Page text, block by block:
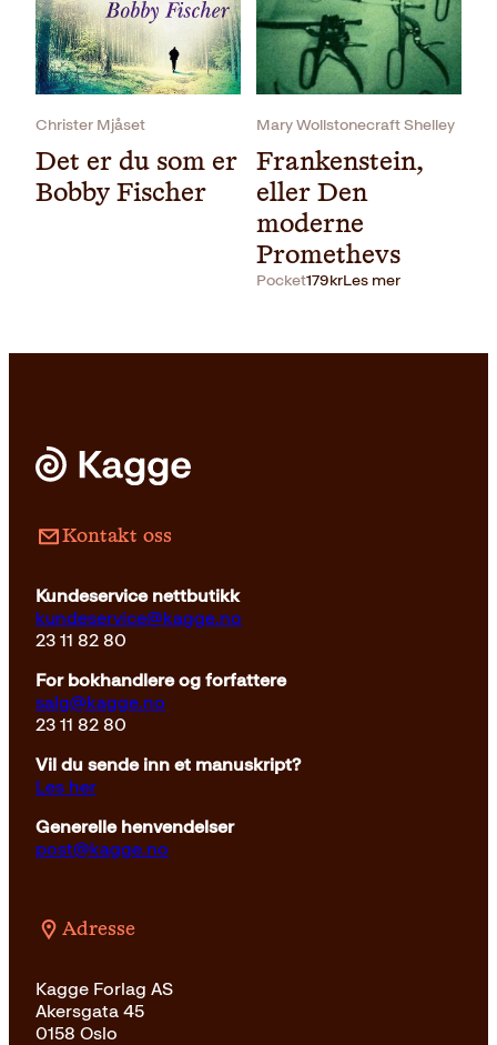
Christer Mjåset
Det er du som er
Bobby Fischer
Mary Wollstonecraft Shelley
Frankenstein,
eller Den
moderne
Promethevs
Pocket179krLes mer
Kontakt oss
Kundeservice nettbutikk
kundeservice@kagge.no
23 11 82 80
For bokhandlere og forfattere
salg@kagge.no
23 11 82 80
Vil du sende inn et manuskript?
Les her
Generelle henvendelser
post@kagge.no
Adresse
Kagge Forlag AS
Akersgata 45
0158 Oslo